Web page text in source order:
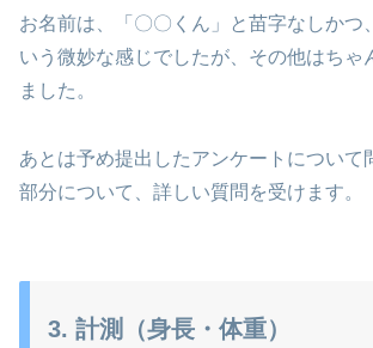
お名前は、「〇〇くん」と苗字なしかつ
いう微妙な感じでしたが、その他はちゃ
ました。
あとは予め提出したアンケートについて
部分について、詳しい質問を受けます。
3. 計測（身長・体重）